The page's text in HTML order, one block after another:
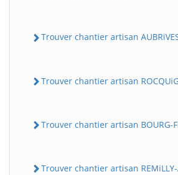
Trouver chantier artisan
Trouver chantier artisan
Trouver chantier artisan BOURG-
Trouver chantier artisan REMiLLY-